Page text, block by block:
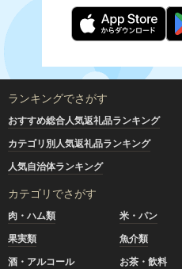
ランキングでさがす
おすすめ総合人気返礼品ランキング
カテゴリ別人気返礼品ランキング
人気自治体ランキング
カテゴリでさがす
肉・ハム類 米・パン
果実類
魚介類
酒・アルコール
お茶・飲料